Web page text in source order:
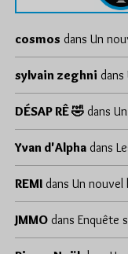
cosmos dans Un
sylvain zeghni dans
DÉSAP RÊ 🤣 dans
Yvan d'Alpha dans
REMI dans Un nouvel
JMMO dans Enquête